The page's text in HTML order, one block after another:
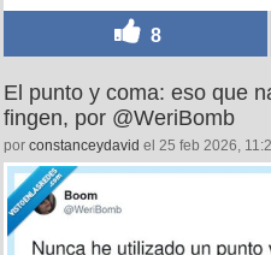
8
El punto y coma: eso que
fingen, por @WeriBomb
por constanceydavid el 25 feb 2026,